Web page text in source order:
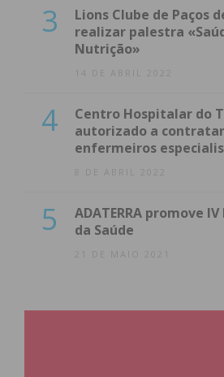
3
Lions Clube de Paços
realizar palestra
Nutrição»
14 DE ABRIL 2022
4
Centro Hospitalar do
autorizado a
enfermeiros
8 DE ABRIL 2022
5
ADATERRA promove
da Saúde
21 DE MAIO 2021